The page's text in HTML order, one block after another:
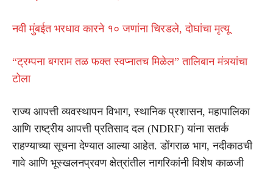
नवी मुंबईत भरधाव कारने १० जणांना चिरडले, दोघांचा मृत्यू
“ट्रम्पना बगराम तळ फक्त स्वप्नातच मिळेल” तालिबान मंत्र्यांचा
टोला
राज्य आपत्ती व्यवस्थापन विभाग, स्थानिक प्रशासन, महापालिका
आणि राष्ट्रीय आपत्ती प्रतिसाद दल (NDRF) यांना सतर्क
राहण्याच्या सूचना देण्यात आल्या आहेत. डोंगराळ भाग, नदीकाठची
गावे आणि भूस्खलनप्रवण क्षेत्रांतील नागरिकांनी विशेष काळजी